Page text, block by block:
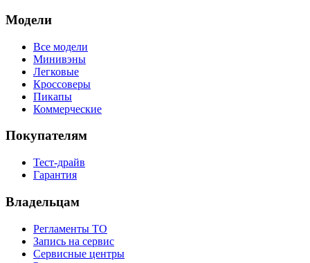
Модели
Все модели
Минивэны
Легковые
Кроссоверы
Пикапы
Коммерческие
Покупателям
Тест-драйв
Гарантия
Владельцам
Регламенты ТО
Запись на сервис
Сервисные центры